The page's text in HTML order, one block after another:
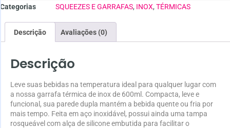
Categorias
SQUEEZES E GARRAFAS, INOX, TÉRMICAS
Descrição Avaliações (0)
Descrição
Leve suas bebidas na temperatura ideal para qualquer lugar com
a nossa garrafa térmica de inox de 600ml. Compacta, leve e
funcional, sua parede dupla mantém a bebida quente ou fria por
mais tempo. Feita em aço inoxidável, possui ainda uma tampa
rosqueável com alça de silicone embutida para facilitar o